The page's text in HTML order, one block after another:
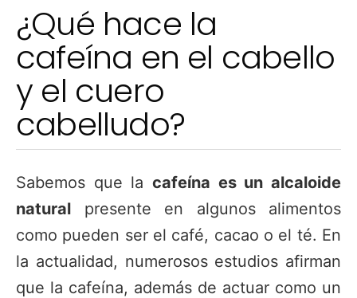
¿Qué hace la
cafeína en el cabello
y el cuero
cabelludo?
Sabemos que la cafeína es un alcaloide
natural presente en algunos alimentos
como pueden ser el café, cacao o el té. En
la actualidad, numerosos estudios afirman
que la cafeína, además de actuar como un